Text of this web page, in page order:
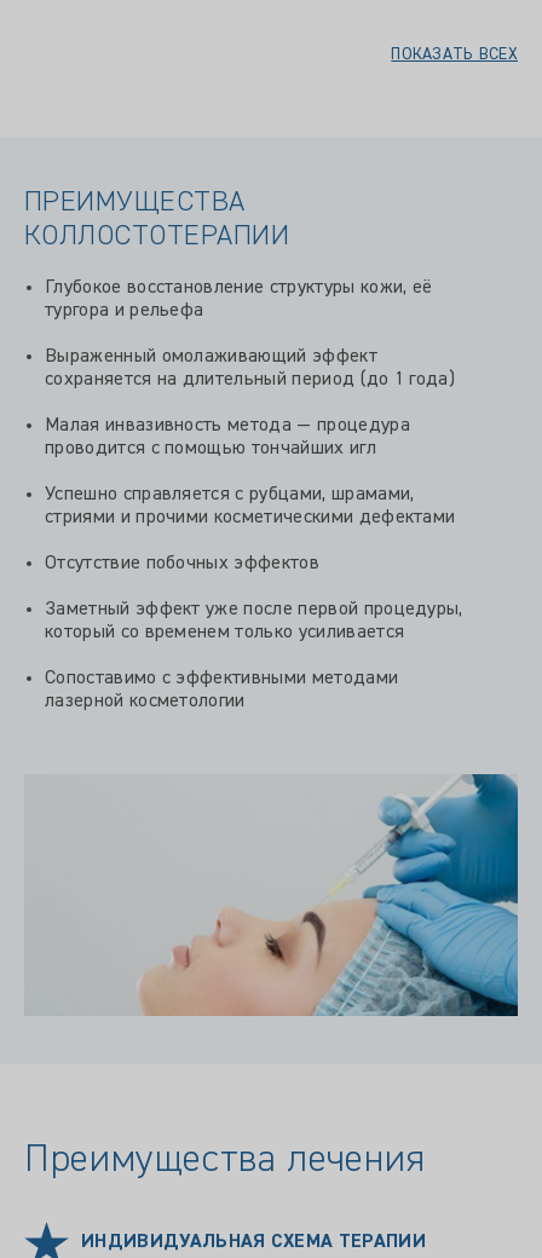
ПОКАЗАТЬ ВСЕХ
ПРЕИМУЩЕСТВА
КОЛЛОСТОТЕРАПИИ
Глубокое восстановление структуры кожи, её
тургора и рельефа
Выраженный омолаживающий эффект
сохраняется на длительный период (до 1 года)
Малая инвазивность метода — процедура
проводится с помощью тончайших игл
Успешно справляется с рубцами, шрамами,
стриями и прочими косметическими дефектами
Отсутствие побочных эффектов
Заметный эффект уже после первой процедуры,
который со временем только усиливается
Сопоставимо с эффективными методами
лазерной косметологии
Преимущества лечения
ИНДИВИДУАЛЬНАЯ СХЕМА ТЕРАПИИ